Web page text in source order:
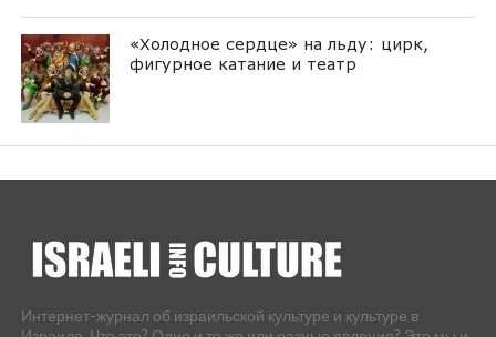
«Холодное сердце» на льду: цирк,
фигурное катание и театр
Интернет-журнал об израильской культуре и культуре в